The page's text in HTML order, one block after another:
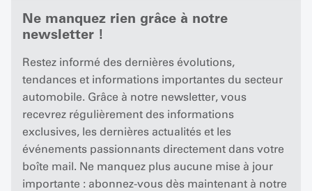
Ne manquez rien grâce à notre
newsletter !
Restez informé des dernières évolutions,
tendances et informations importantes du secteur
automobile. Grâce à notre newsletter, vous
recevrez régulièrement des informations
exclusives, les dernières actualités et les
événements passionnants directement dans votre
boîte mail. Ne manquez plus aucune mise à jour
importante : abonnez-vous dès maintenant à notre